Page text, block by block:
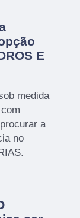
E
medida
a
no